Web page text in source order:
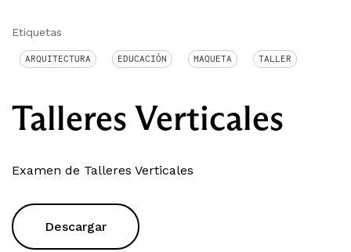
Etiquetas
ARQUITECTURA EDUCACIÓN MAQUETA TALLER
Talleres Verticales
Examen de Talleres Verticales
Descargar